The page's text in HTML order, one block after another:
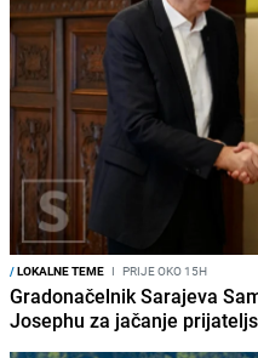
/LOKALNE TEME I PRIJE OKO 15H
Gradonačelnik Sarajeva
Josephu za jačanje